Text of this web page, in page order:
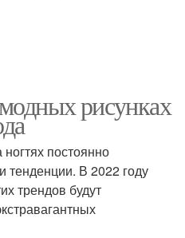
рисунках
постоянно
тенденции. В 2022 году
трендов будут